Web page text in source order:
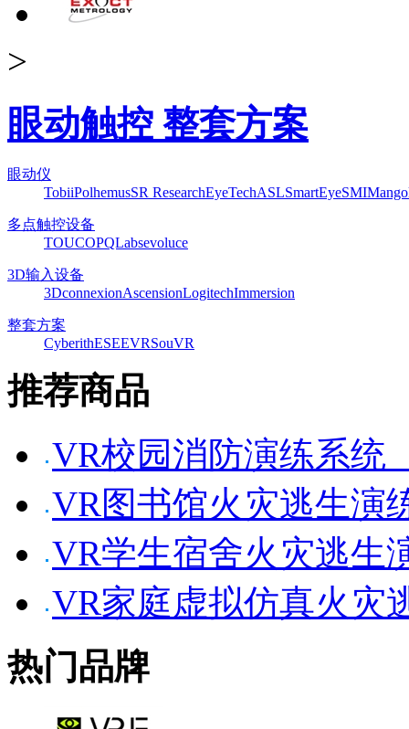
>
眼动触控 整套方案
眼动仪
TobiiPolhemusSR ResearchEyeTechASLSmartEyeSMI
多点触控设备
TOUCOPQLabsevoluce
3D输入设备
3DconnexionAscensionLogitechImmersion
整套方案
CyberithESEEVRSouVR
推荐商品
VR校园消防演练系统
VR图书馆火灾逃生演
VR学生宿舍火灾逃生
VR家庭虚拟仿真火灾
热门品牌